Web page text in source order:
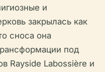
и
закрылась как
сноса она
под
Rayside Labossière и